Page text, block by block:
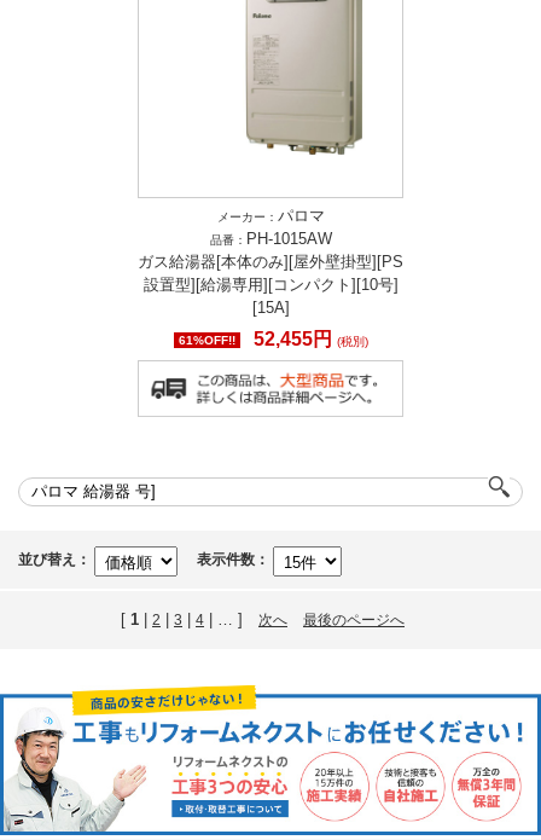
メーカー： パロマ
品番： PH-1015AW
ガス給湯器[本体のみ][屋外壁掛型][PS
設置型][給湯専用][コンパクト][10号]
[15A]
61%OFF!! 52,455円 (税別)
並び替え： 表示件数：
[ 1 2 3 4 | … ] 次へ 最後のページへ